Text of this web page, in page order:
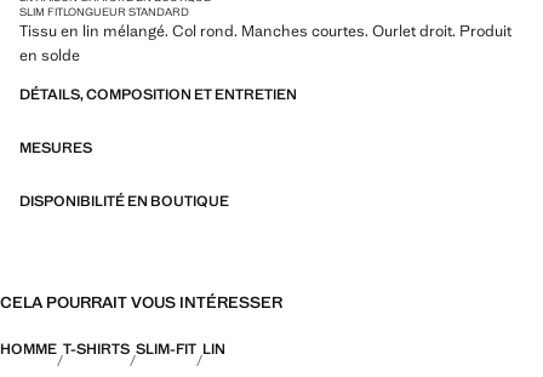
SLIM FITLONGUEUR STANDARD
Tissu en lin mélangé. Col rond. Manches courtes. Ourlet droit. Produit
en solde
DÉTAILS, COMPOSITION ET ENTRETIEN
MESURES
DISPONIBILITÉ EN BOUTIQUE
CELA POURRAIT VOUS INTÉRESSER
HOMME T-SHIRTS SLIM-FIT LIN